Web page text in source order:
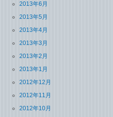
2013年6月
2013年5月
2013年4月
2013年3月
2013年2月
2013年1月
2012年12月
2012年11月
2012年10月